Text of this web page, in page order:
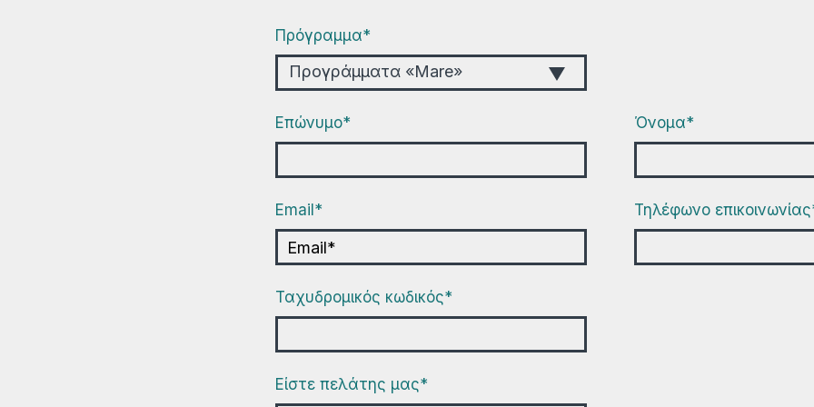
Πρόγραμμα*
Προγράμματα «Mare»
Επώνυμο* Όνομα*
Εmail* Τηλέφωνο
Ταχυδρομικός κωδικός*
Είστε πελάτης μας*